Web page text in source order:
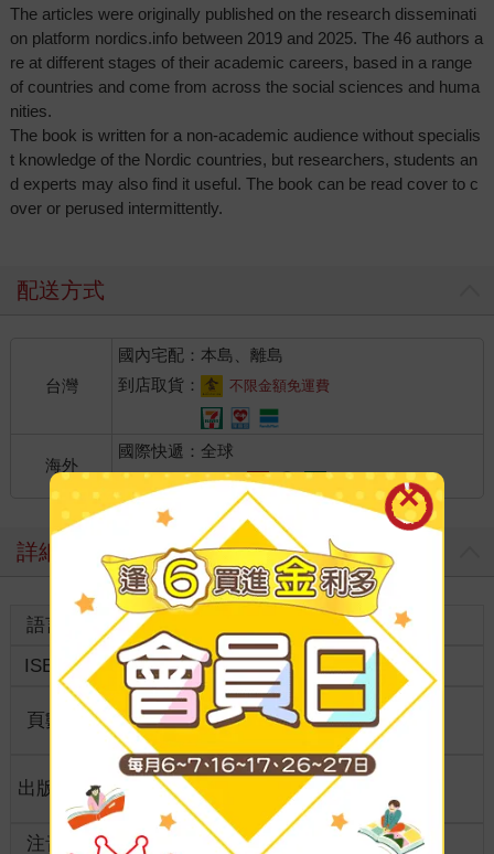
The articles were originally published on the research disseminati
on platform nordics.info between 2019 and 2025. The 46 authors a
re at different stages of their academic careers, based in a range
of countries and come from across the social sciences and huma
nities.
The book is written for a non-academic audience without specialis
t knowledge of the Nordic countries, but researchers, students an
d experts may also find it useful. The book can be read cover to c
over or perused intermittently.
配送方式
台灣
國內宅配：本島、離島
到店取貨：
不限金額免運費
海外
國際快遞：全球
港澳店取：
詳細資料
語言 英文
紙本平裝
ISBN
9789189615519 分級 普通級
頁數 0
商品規
出版地 美國
適讀年
全齡適讀
注音 級別